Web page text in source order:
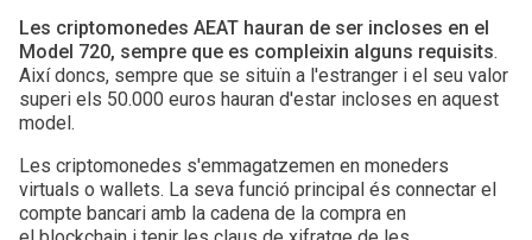
Les criptomonedes AEAT hauran de ser incloses en el
Model 720, sempre que es compleixin alguns requisits.
Així doncs, sempre que se situïn a l'estranger i el seu valor
superi els 50.000 euros hauran d'estar incloses en aquest
model.
Les criptomonedes s'emmagatzemen en moneders
virtuals o wallets. La seva funció principal és connectar el
compte bancari amb la cadena de la compra en